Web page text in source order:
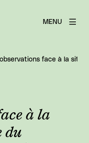
MENU
face à la
à la
du